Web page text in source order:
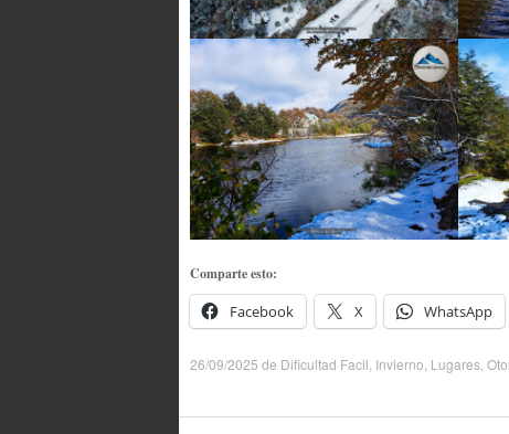
Comparte esto:
Facebook X WhatsApp
26/09/2025 de Dificultad Facil Invierno Lugares